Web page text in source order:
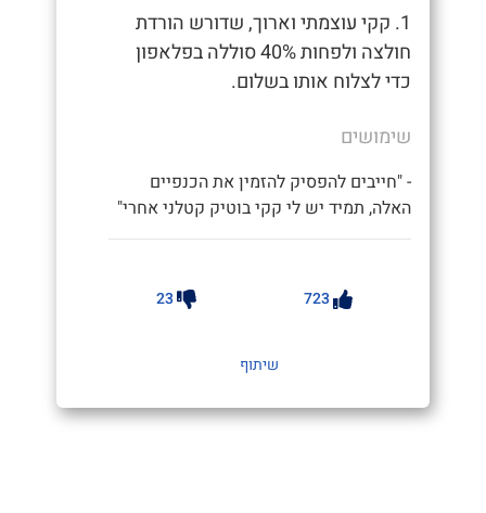
1. קקי עוצמתי וארוך, שדורש הורדת
חולצה ולפחות 40% סוללה בפלאפון
כדי לצלוח אותו בשלום.
שימושים
- "חייבים להפסיק להזמין את הכנפיים
האלה, תמיד יש לי קקי בוטיק קטלני אחרי"
723
23
שיתוף